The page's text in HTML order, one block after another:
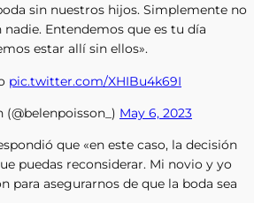
sin nuestros hijos. Simplemente no
Entendemos que es tu día
estar allí sin ellos».
pic.twitter.com/XHIBu4k69I
May 6, 2023
que «en este caso, la decisión
puedas reconsiderar. Mi novio y yo
para asegurarnos de que la boda sea